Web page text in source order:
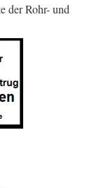
der Rohr- und